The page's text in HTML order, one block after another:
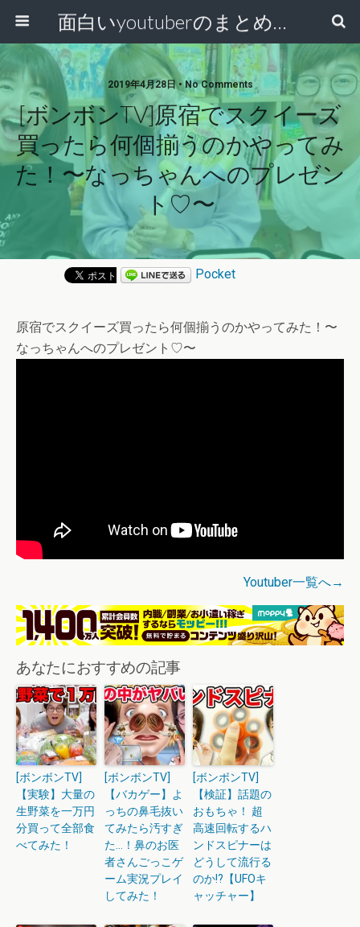
面白いyoutuberのまとめ動画
2019年4月28日 • No Comments
[ボンボンTV]原宿でスクイーズ
買ったら何個揃うのかやってみ
た！〜なっちゃんへのプレゼン
ト♡〜
Pocket
原宿でスクイーズ買ったら何個揃うのかやってみた！〜
なっちゃんへのプレゼント♡〜
Youtuber一覧へ→
あなたにおすすめの記事
[ボンボンTV]
【実験】大量の
生野菜を一万円
分買って全部食
べてみた！
[ボンボンTV]
【バカゲー】よ
っちの鼻毛抜い
てみたら汚すぎ
た…！鼻のお医
者さんごっこゲ
ーム実況プレイ
してみた！
[ボンボンTV]
【検証】話題の
おもちゃ！ 超
高速回転するハ
ンドスピナーは
どうして流行る
のか!?【UFOキ
ャッチャー】